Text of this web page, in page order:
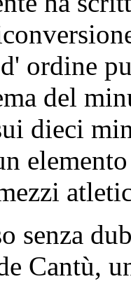
ordine
del
dieci
senza
Cantù,